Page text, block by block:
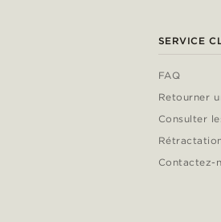
SERVICE
FAQ
Retourner
Consulter
Contactez-